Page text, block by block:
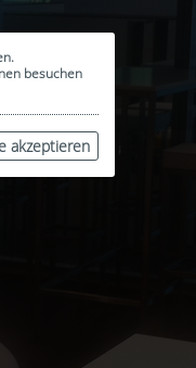
besuchen
akzeptieren